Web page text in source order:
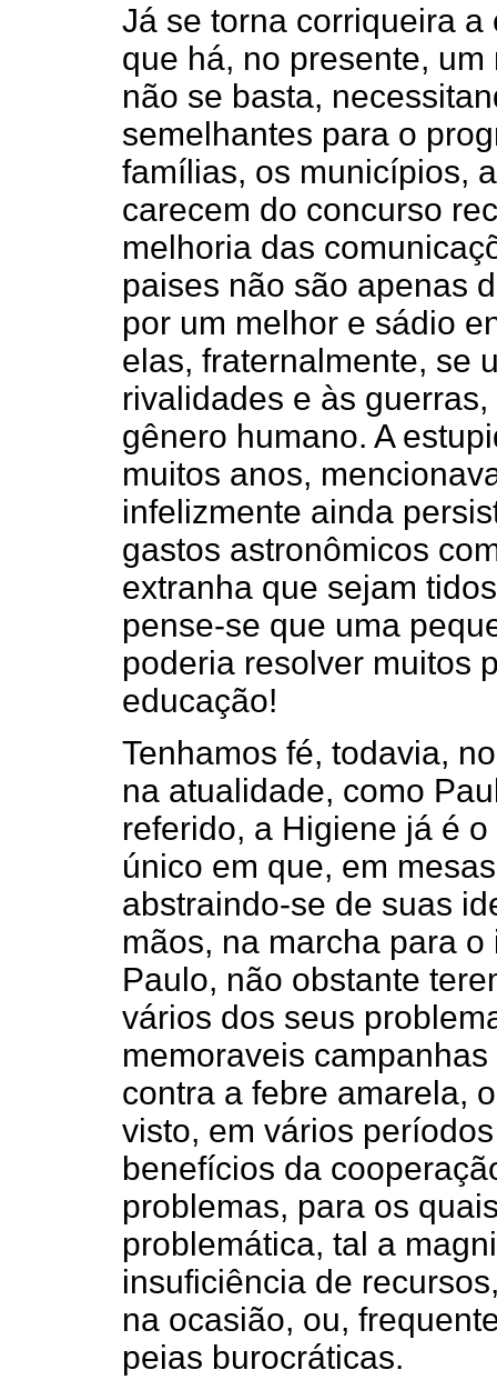
Já se torna corriqueira
que há, no presente,
não se basta,
semelhantes para o
famílias, os municípios,
carecem do concurso
melhoria das
paises não são apenas
por um melhor e sádio
elas, fraternalmente, se
rivalidades e às
gênero humano. A
muitos anos,
infelizmente ainda
gastos astronômicos
extranha que sejam
pense-se que uma
poderia resolver muitos
educação!
Tenhamos fé, todavia,
na atualidade, como
referido, a Higiene já é
único em que, em
abstraindo-se de suas
mãos, na marcha para
Paulo, não obstante
vários dos seus
memoraveis
contra a febre amarela,
visto, em vários
benefícios da
problemas, para os
problemática, tal a
insuficiência de
na ocasião, ou,
peias burocráticas.